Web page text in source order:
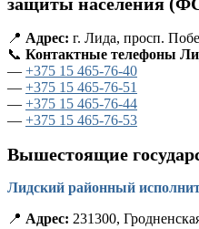
📍 Адрес: г. Лида, просп.
📞 Контактные телефоны
— +375 15 465-76-40
— +375 15 465-76-51
— +375 15 465-76-44
— +375 15 465-76-53
Вышестоящие
Лидский районный
📍 Адрес: 231300,